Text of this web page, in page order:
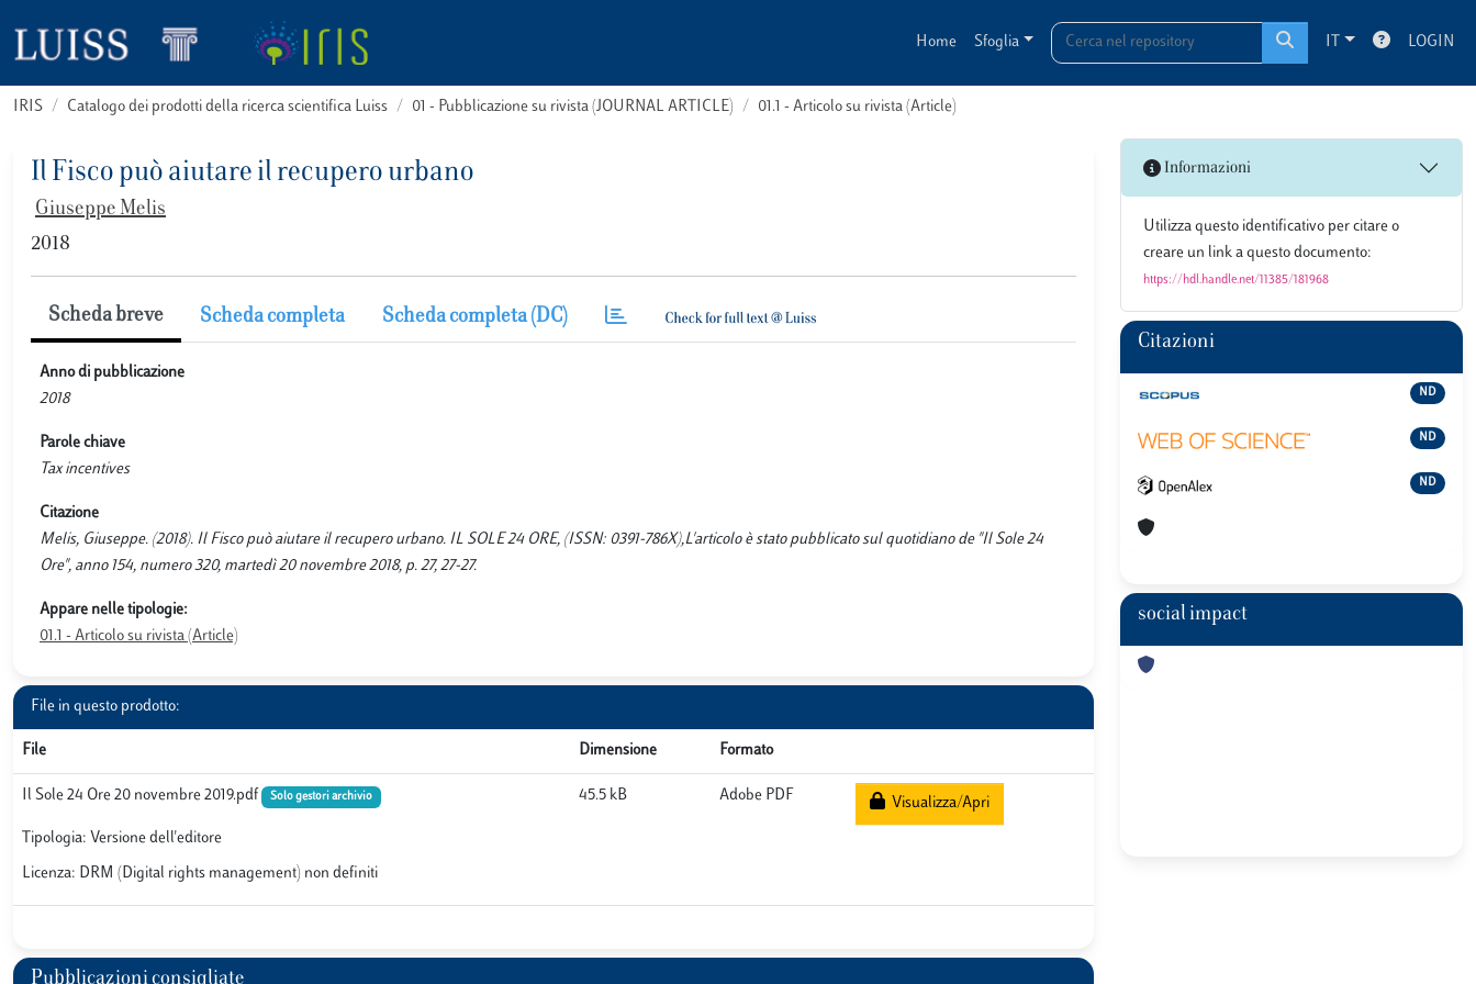
Home Sfoglia IT LOGIN
IRIS Catalogo dei prodotti della ricerca scientifica Luiss 01 - Pubblicazione su rivista (JOURNAL ARTICLE) 01.1 - Articolo su rivista (Article)
Il Fisco può aiutare il recupero urbano
Giuseppe Melis
2018
Scheda breve Scheda completa Scheda completa (DC)
Anno di pubblicazione
2018
Parole chiave
Tax incentives
Citazione
Melis, Giuseppe. (2018). Il Fisco può aiutare il recupero urbano. IL SOLE 24 ORE, (ISSN: 0391-786X),L'articolo è stato pubblicato sul quotidiano de "Il Sole 24
Ore", anno 154, numero 320, martedì 20 novembre 2018, p. 27, 27-27.
Appare nelle tipologie:
01.1 - Articolo su rivista (Article)
File in questo prodotto:
File Dimensione Formato
Il Sole 24 Ore 20 novembre 2019.pdf Solo gestori archivio
Tipologia: Versione dell'editore
Licenza: DRM (Digital rights management) non definiti
45.5 kB Adobe PDF Visualizza/Apri
Pubblicazioni consigliate
Informazioni
Utilizza questo identificativo per citare o
creare un link a questo documento:
https://hdl.handle.net/11385/181968
Citazioni
ND
ND
ND
social impact